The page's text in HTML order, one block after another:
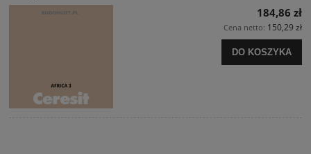
184,86 zł
Cena netto: 150,29 zł
DO KOSZYKA